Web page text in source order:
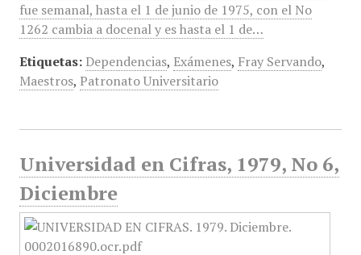
fue semanal, hasta el 1 de junio de 1975, con el No
1262 cambia a docenal y es hasta el 1 de…
Etiquetas: Dependencias, Exámenes, Fray Servando,
Maestros, Patronato Universitario
Universidad en Cifras, 1979, No 6,
Diciembre